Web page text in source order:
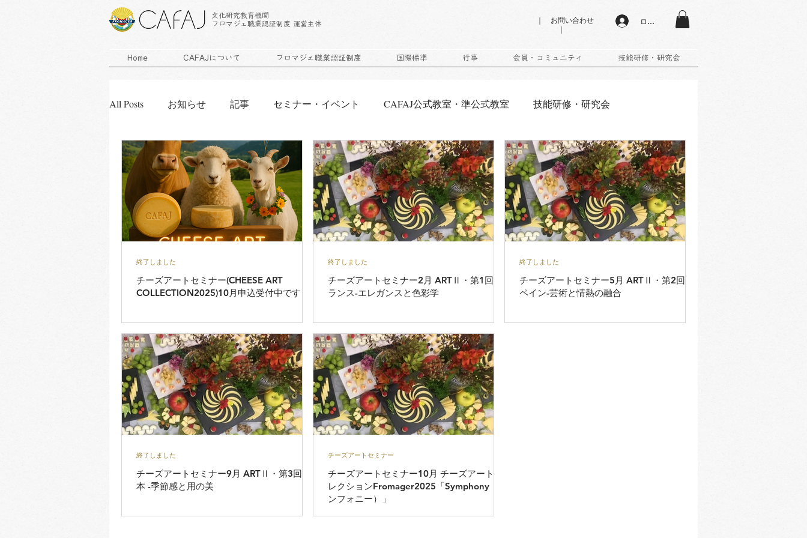
文化研究教育機関
フロマジェ職業認証制度 運営主体
｜ お問い合わせ
｜
ログイン
Home CAFAJについて フロマジェ職業認証制度 国際標準 行事 会員・コミュニティ 技能研修・研究会
All Posts お知らせ 記事 セミナー・イベント CAFAJ公式教室・準公式教室 技能研修・研究会
エキスパート研修会 チーズアートセミナー 鑑評セミナー CAFAJ正会員 申込受付中 終了しました
受付終了しました
チーズアートセミナー(CHEESE ART
COLLECTION2025)10月申込受付中です！
終了しました
チーズアートセミナー2月 ARTⅡ・第1回 フ
ランス-エレガンスと色彩学
終了しました
チーズアートセミナー5月 ARTⅡ・第2回 ス
ペイン-芸術と情熱の融合
終了しました
チーズアートセミナー9月 ARTⅡ・第3回 日
本 -季節感と用の美
終了しました
チーズアートセミナー10月 チーズアート​コ
レクションFromager2025「Symphony（シ
ンフォニー）」
チーズアートセミナー